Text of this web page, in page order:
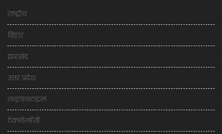
राष्ट्रीय
बिहार
झारखंड
उत्तर प्रदेश
लाइफस्टाइल
टेक्नोलॉजी